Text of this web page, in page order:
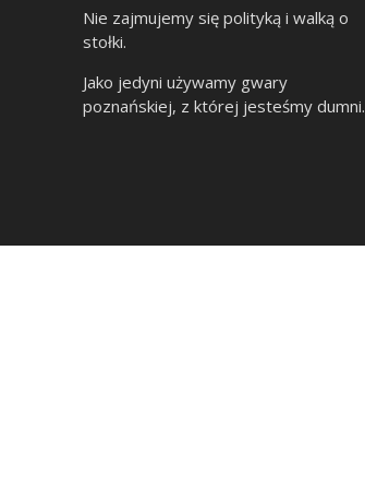
Nie zajmujemy się polityką i walką o
stołki.
Jako jedyni używamy gwary
poznańskiej, z której jesteśmy dumni.